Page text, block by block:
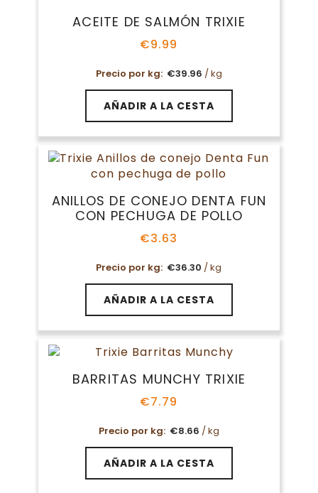
ACEITE DE SALMÓN TRIXIE
€9.99
Precio por kg: €39.96 / kg
AÑADIR A LA CESTA
ANILLOS DE CONEJO DENTA FUN
CON PECHUGA DE POLLO
€3.63
Precio por kg: €36.30 / kg
AÑADIR A LA CESTA
BARRITAS MUNCHY TRIXIE
€7.79
Precio por kg: €8.66 / kg
AÑADIR A LA CESTA